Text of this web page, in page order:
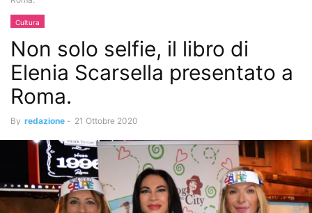
Cultura
Non solo selfie, il libro di
Elenia Scarsella presentato a
Roma.
By redazione - 21 Ottobre 2020